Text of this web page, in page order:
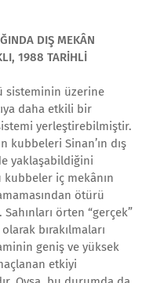
DIŞ MEKÂN
1988 TARİHLİ
sisteminin üzerine
daha etkili bir
yerleştirebilmiştir.
kubbeleri Sinan’ın dış
yaklaşabildiğini
kubbeler iç mekânın
ötürü
örten “gerçek”
bırakılmaları
geniş ve yüksek
etkiyi